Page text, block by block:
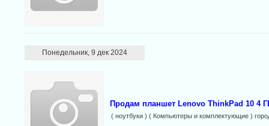
Понедельник, 9 дек 2024
Продам планшет Lenovo ThinkPad 10 4
( ноутбуки ) ( Компьютеры и комплектующие )